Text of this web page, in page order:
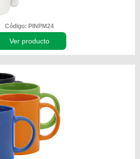
Código: PINPM24
Ver producto